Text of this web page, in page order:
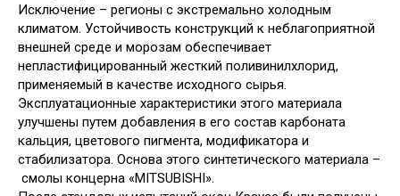
Исключение – регионы с экстремально холодным
климатом. Устойчивость конструкций к неблагоприятной
внешней среде и морозам обеспечивает
непластифицированный жесткий поливинилхлорид,
применяемый в качестве исходного сырья.
Эксплуатационные характеристики этого материала
улучшены путем добавления в его состав карбоната
кальция, цветового пигмента, модификатора и
стабилизатора. Основа этого синтетического материала –
смолы концерна «MITSUBISHI».